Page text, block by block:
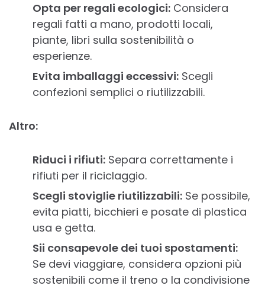
Opta per regali ecologici: Considera
regali fatti a mano, prodotti locali,
piante, libri sulla sostenibilità o
esperienze.
Evita imballaggi eccessivi: Scegli
confezioni semplici o riutilizzabili.
Altro:
Riduci i rifiuti: Separa correttamente i
rifiuti per il riciclaggio.
Scegli stoviglie riutilizzabili: Se possibile,
evita piatti, bicchieri e posate di plastica
usa e getta.
Sii consapevole dei tuoi spostamenti:
Se devi viaggiare, considera opzioni più
sostenibili come il treno o la condivisione